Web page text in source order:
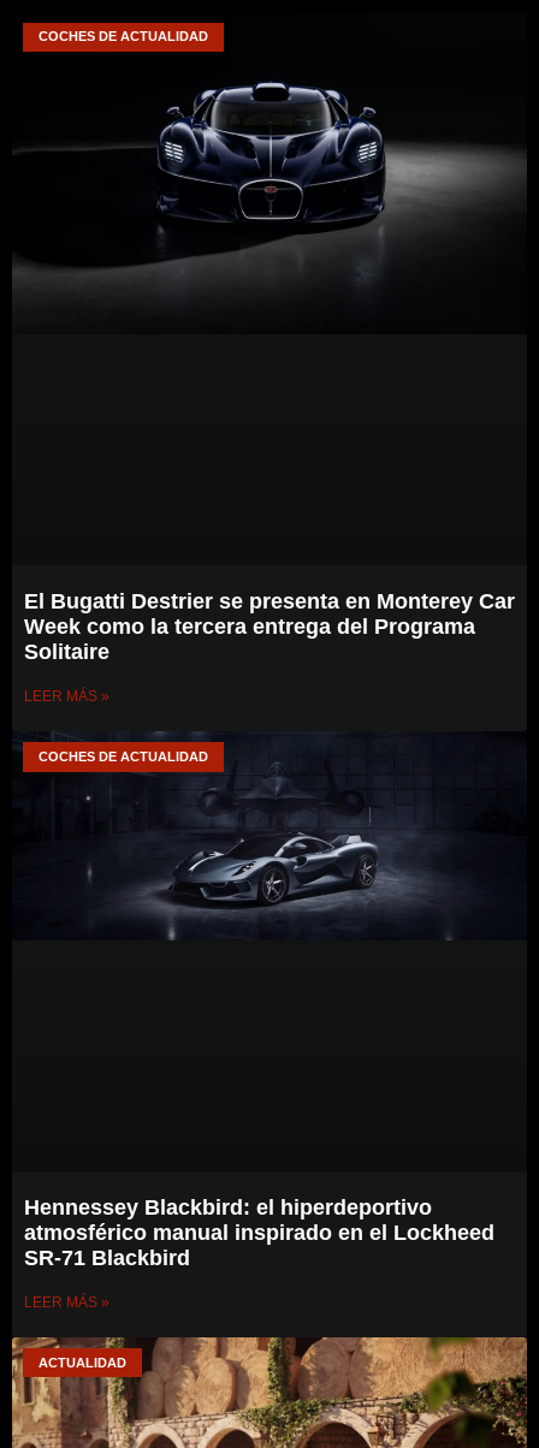
COCHES DE ACTUALIDAD
El Bugatti Destrier se presenta en Monterey Car
Week como la tercera entrega del Programa
Solitaire
LEER MÁS »
COCHES DE ACTUALIDAD
Hennessey Blackbird: el hiperdeportivo
atmosférico manual inspirado en el Lockheed
SR-71 Blackbird
LEER MÁS »
ACTUALIDAD